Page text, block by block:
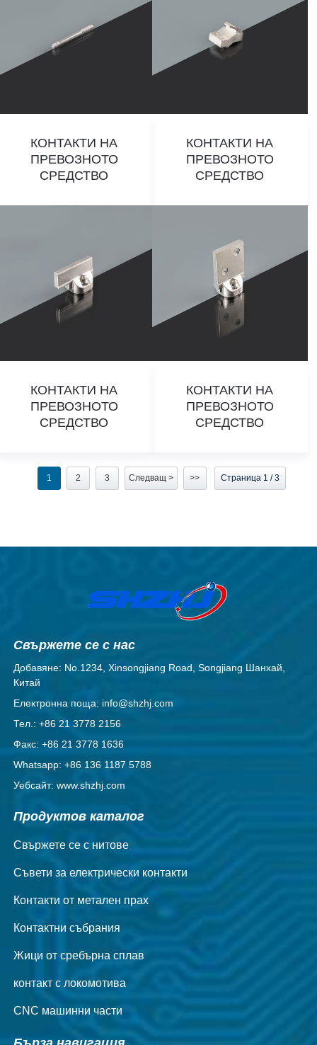
КОНТАКТИ НА
ПРЕВОЗНОТО
СРЕДСТВО
КОНТАКТИ НА
ПРЕВОЗНОТО
СРЕДСТВО
КОНТАКТИ НА
ПРЕВОЗНОТО
СРЕДСТВО
КОНТАКТИ НА
ПРЕВОЗНОТО
СРЕДСТВО
1 2 3 Следващ > >> Страница 1 / 3
Свържете се с нас
Добавяне: No.1234, Xinsongjiang Road, Songjiang Шанхай,
Китай
Електронна поща: info@shzhj.com
Тел.: +86 21 3778 2156
Факс: +86 21 3778 1636
Whatsapp: +86 136 1187 5788
Уебсайт: www.shzhj.com
Продуктов каталог
Свържете се с нитове
Съвети за електрически контакти
Контакти от метален прах
Контактни събрания
Жици от сребърна сплав
контакт с локомотива
CNC машинни части